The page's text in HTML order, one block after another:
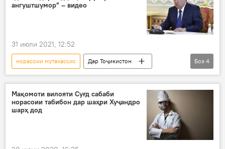
ангуштшумор” – видео
31 июли 2021, 12:52
норасоии мутахассис
Дар Тоҷикистон
Эмомалӣ Раҳмон
Тандурустӣ
диплом
мутахассисон
Боз 4
Мақомоти вилояти Суғд сабаби
норасоии табибон дар шаҳри Хуҷандро
шарҳ дод